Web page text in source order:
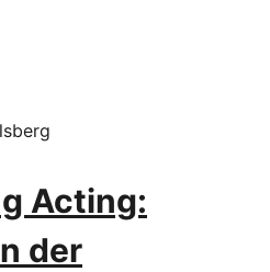
Acting:
der